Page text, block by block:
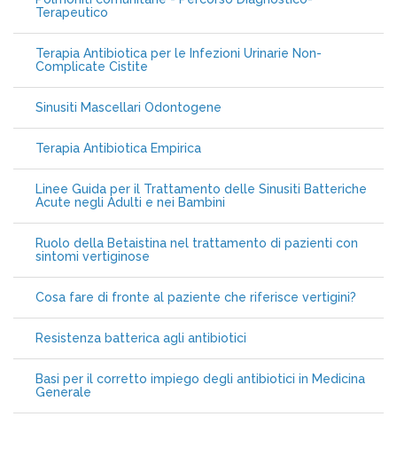
Terapeutico
Terapia Antibiotica per le Infezioni Urinarie Non-
Complicate Cistite
Sinusiti Mascellari Odontogene
Terapia Antibiotica Empirica
Linee Guida per il Trattamento delle Sinusiti Batteriche
Acute negli Adulti e nei Bambini
Ruolo della Betaistina nel trattamento di pazienti con
sintomi vertiginose
Cosa fare di fronte al paziente che riferisce vertigini?
Resistenza batterica agli antibiotici
Basi per il corretto impiego degli antibiotici in Medicina
Generale